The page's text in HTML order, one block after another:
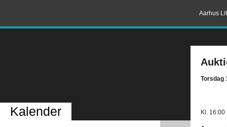
Aarhus
Torsdag
Kl. 16:00
Kalender